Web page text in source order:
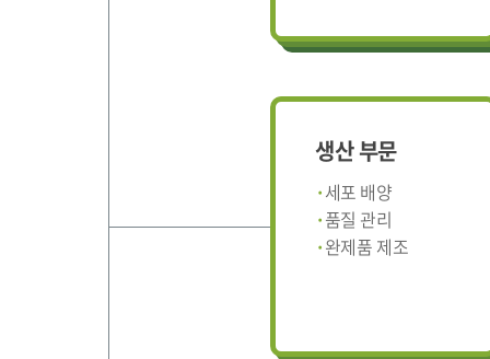
생산 부문
세포 배양
품질 관리
완제품 제조